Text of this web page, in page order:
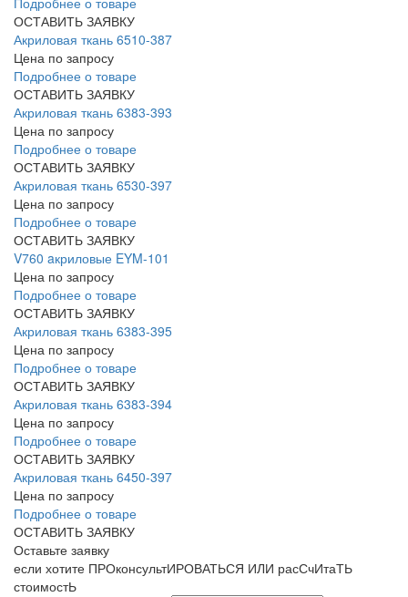
ОСТАВИТЬ ЗАЯВКУ
Акриловая ткань 6510-387
Цена по запросу
Подробнее о товаре
ОСТАВИТЬ ЗАЯВКУ
Акриловая ткань 6383-393
Цена по запросу
Подробнее о товаре
ОСТАВИТЬ ЗАЯВКУ
Акриловая ткань 6530-397
Цена по запросу
Подробнее о товаре
ОСТАВИТЬ ЗАЯВКУ
V760 aкриловые EYM-101
Цена по запросу
Подробнее о товаре
ОСТАВИТЬ ЗАЯВКУ
Акриловая ткань 6383-395
Цена по запросу
Подробнее о товаре
ОСТАВИТЬ ЗАЯВКУ
Акриловая ткань 6383-394
Цена по запросу
Подробнее о товаре
ОСТАВИТЬ ЗАЯВКУ
Акриловая ткань 6450-397
Цена по запросу
Подробнее о товаре
ОСТАВИТЬ ЗАЯВКУ
Оставьте заявку
если хотите ПРОконсультИРОВАТЬСЯ ИЛИ расСчИтаТЬ
стоимостЬ